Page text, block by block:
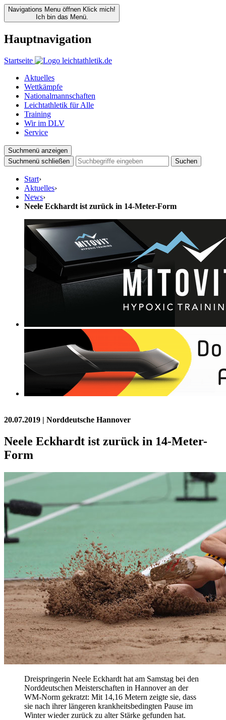
Navigations Menu öffnen Klick mich!
Ich bin das Menü.
Hauptnavigation
Startseite
Aktuelles
Wettkämpfe
Nationalmannschaften
Leichtathletik für Alle
Training
Wir im DLV
Service
Suchmenü anzeigen
Suchmenü schließen
Suchen
Start›
Aktuelles›
News›
Neele Eckhardt ist zurück in 14-Meter-Form
20.07.2019 | Norddeutsche Hannover
Neele Eckhardt ist zurück in 14-Meter-
Form
Dreispringerin Neele Eckhardt hat am Samstag bei den
Norddeutschen Meisterschaften in Hannover an der
WM-Norm gekratzt: Mit 14,16 Metern zeigte sie, dass
sie nach ihrer längeren krankheitsbedingten Pause im
Winter wieder zurück zu alter Stärke gefunden hat.